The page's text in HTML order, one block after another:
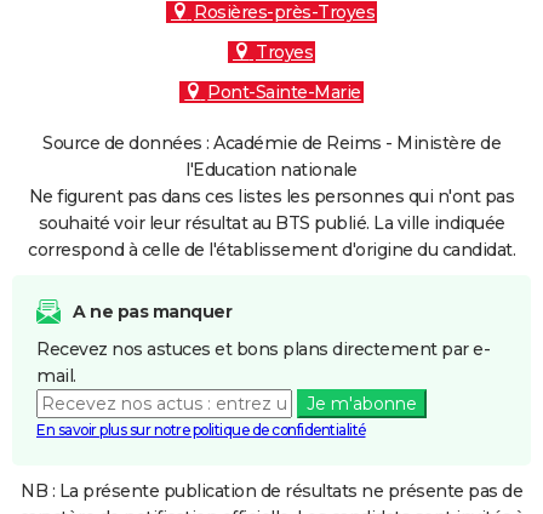
Rosières-près-Troyes
Troyes
Pont-Sainte-Marie
Source de données : Académie de Reims - Ministère de
l'Education nationale
Ne figurent pas dans ces listes les personnes qui n'ont pas
souhaité voir leur résultat au BTS publié. La ville indiquée
correspond à celle de l'établissement d'origine du candidat.
A ne pas manquer
Recevez nos astuces et bons plans directement par e-
mail.
Je m'abonne
En savoir plus sur notre politique de confidentialité
NB : La présente publication de résultats ne présente pas de